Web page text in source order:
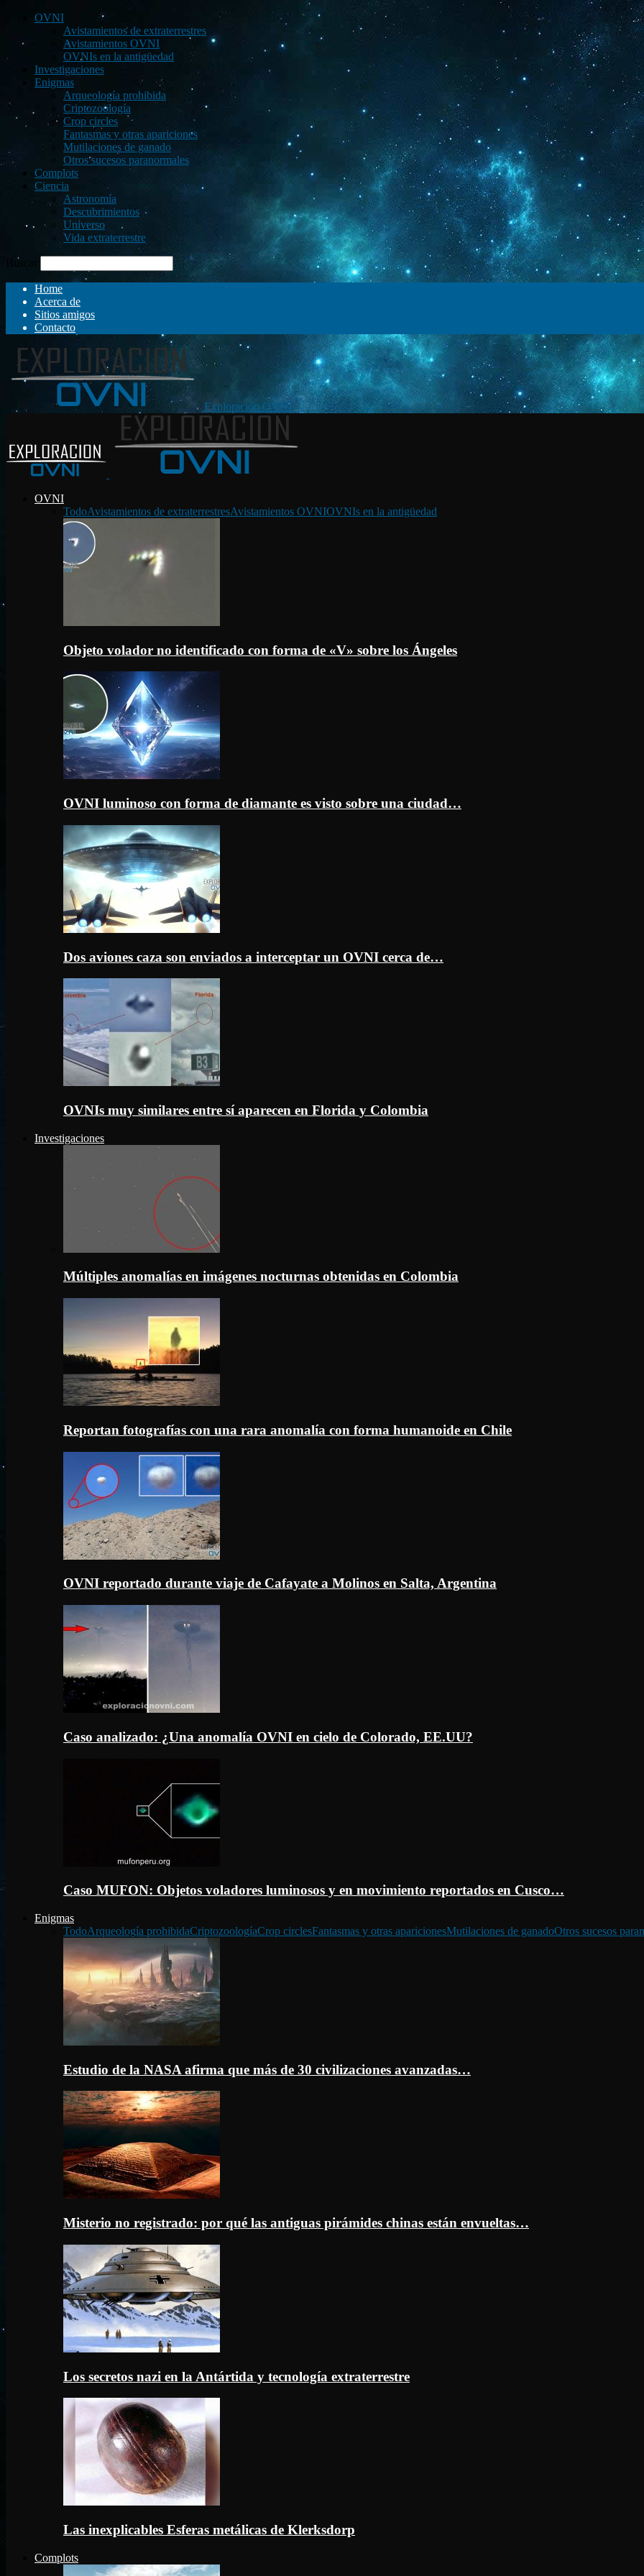
OVNI
Avistamientos de extraterrestres
Avistamientos OVNI
OVNIs en la antigüedad
Investigaciones
Enigmas
Arqueología prohibida
Criptozoología
Crop circles
Fantasmas y otras apariciones
Mutilaciones de ganado
Otros sucesos paranormales
Complots
Ciencia
Astronomía
Descubrimientos
Universo
Vida extraterrestre
Buscar
Home
Acerca de
Sitios amigos
Contacto
Exploración OVNI
OVNI
TodoAvistamientos de extraterrestresAvistamientos OVNIOVNIs en la antigüedad
Objeto volador no identificado con forma de «V» sobre los Ángeles
OVNI luminoso con forma de diamante es visto sobre una ciudad…
Dos aviones caza son enviados a interceptar un OVNI cerca de…
OVNIs muy similares entre sí aparecen en Florida y Colombia
Investigaciones
Múltiples anomalías en imágenes nocturnas obtenidas en Colombia
Reportan fotografías con una rara anomalía con forma humanoide en Chile
OVNI reportado durante viaje de Cafayate a Molinos en Salta, Argentina
Caso analizado: ¿Una anomalía OVNI en cielo de Colorado, EE.UU?
Caso MUFON: Objetos voladores luminosos y en movimiento reportados en Cusco…
Enigmas
TodoArqueología prohibidaCriptozoologíaCrop circlesFantasmas y otras aparicionesMutilaciones de ganadoOtros sucesos
Estudio de la NASA afirma que más de 30 civilizaciones avanzadas…
Misterio no registrado: por qué las antiguas pirámides chinas están envueltas…
Los secretos nazi en la Antártida y tecnología extraterrestre
Las inexplicables Esferas metálicas de Klerksdorp
Complots